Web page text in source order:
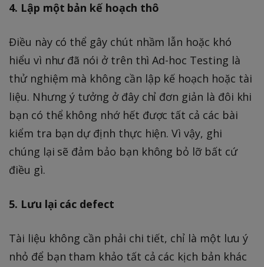
4. Lập một bản kế hoạch thô
Điều này có thể gây chút nhầm lẫn hoặc khó
hiểu vì như đã nói ở trên thì Ad-hoc Testing là
thử nghiệm mà không cần lập kế hoạch hoặc tài
liệu. Nhưng ý tưởng ở đây chỉ đơn giản là đôi khi
bạn có thể không nhớ hết được tất cả các bài
kiểm tra bạn dự định thực hiện. Vì vậy, ghi
chúng lại sẽ đảm bảo bạn không bỏ lỡ bất cứ
điều gì.
5. Lưu lại các defect
Tài liệu không cần phải chi tiết, chỉ là một lưu ý
nhỏ để bạn tham khảo tất cả các kịch bản khác